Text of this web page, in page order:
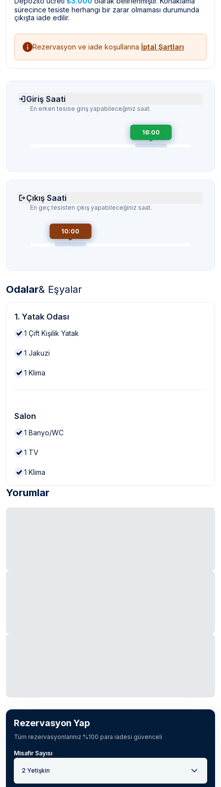
sürecince tesiste herhangi bir zarar olmaması durumunda
çıkışta iade edilir.
Rezervasyon ve iade koşullarına İptal Şartları
Giriş Saati
En erken tesise giriş yapabileceğiniz saat.
16:00
Çıkış Saati
En geç tesisten çıkış yapabileceğiniz saat.
10:00
Odalar& Eşyalar
1. Yatak Odası
1 Çift Kişilik Yatak
1 Jakuzi
1 Klima
Salon
1 Banyo/WC
1 TV
1 Klima
Yorumlar
Rezervasyon Yap
Tüm rezervasyonlarınız %100 para iadesi güvenceli
Misafir Sayısı
2 Yetişkin